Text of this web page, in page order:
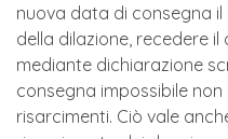
nuova data di consegna
della dilazione, recedere
mediante dichiarazione
consegna impossibile
risarcimenti. Ciò vale